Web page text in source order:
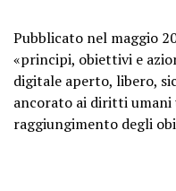
Pubblicato nel maggio
«principi, obiettivi e
digitale aperto, libero,
ancorato ai diritti umani
raggiungimento degli